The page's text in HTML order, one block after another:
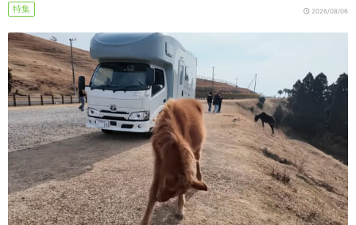
特集 2026/08/06